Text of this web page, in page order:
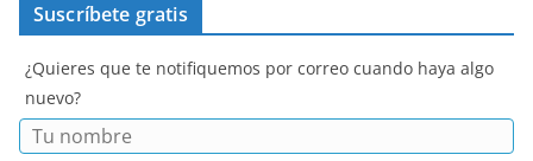
Suscríbete gratis
¿Quieres que te notifiquemos por correo cuando haya algo
nuevo?